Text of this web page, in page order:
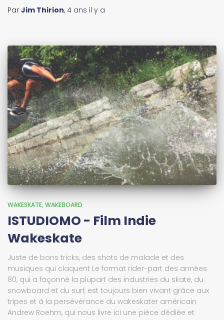
Par Jim Thirion, 4 ans il y a
WAKESKATE WAKEBOARD
ISTUDIOMO - Film Indie
Wakeskate
Juste de bons tricks, des shots de malade et des
musiques qui claquent Le format rider-part des années
80, qui a façonné la plupart des industries du skate, du
snowboard et du surf, est toujours bien vivant grâce aux
tripes et à la persévérance du wakeskater américain
Andrew Roehm, qui nous livre ici une pièce dédiée et